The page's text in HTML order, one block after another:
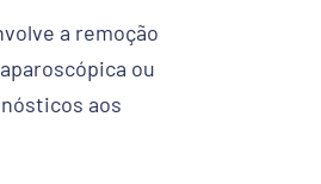
a remoção
ou
aos